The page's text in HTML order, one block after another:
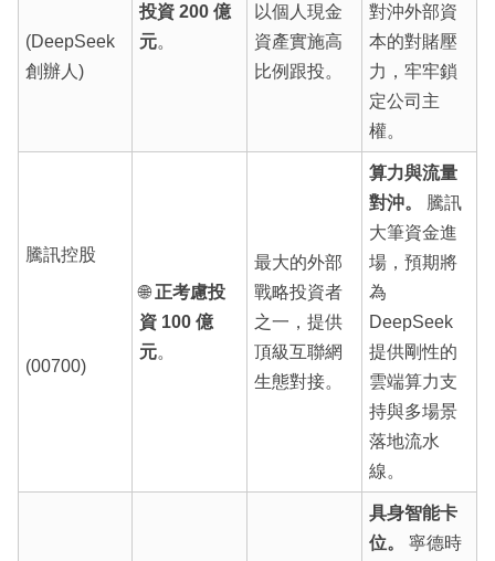
(DeepSeek
創辦人)
投資 200 億
元。
以個人現金
資產實施高
比例跟投。
對沖外部資
本的對賭壓
力，牢牢鎖
定公司主
權。
騰訊控股
(00700)
🌐 正考慮投
資 100 億
元。
最大的外部
戰略投資者
之一，提供
頂級互聯網
生態對接。
算力與流量
對沖。
騰訊
大筆資金進
場，預期將
為
DeepSeek
提供剛性的
雲端算力支
持與多場景
落地流水
線。
具身智能卡
位。
寧德時